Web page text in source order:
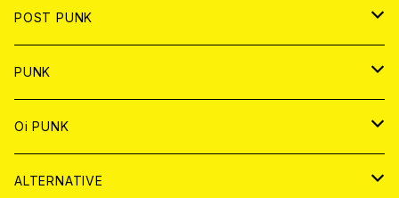
DIGITAL CONTENTS
ANALOG
JAPAN
CD
ANALOG
WORLD
CD
ANALOG
POST PUNK
CD
JAPAN
WORLD
ANALOG
JAPAN
PUNK
JAPAN
CD
WORLD
Oi PUNK
JAPAN
ALTERNATIVE